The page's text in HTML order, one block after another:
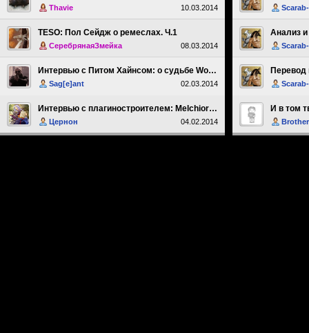
10.03.2014
Thavie
TESO: Пол Сейдж о ремеслах. Ч.1
08.03.2014
СеребрянаяЗмейка
Интервью с Питом Хайнсом: о cудьбе Wolfenstein и подписке на ESO
02.03.2014
Sag[e]ant
Интервью с плагиностроителем: Melchior Dahrk
04.02.2014
Цернон
Анализ
Перевод